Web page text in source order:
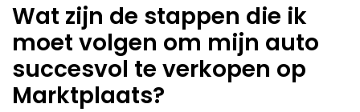
Wat zijn de stappen die ik
moet volgen om mijn auto
succesvol te verkopen op
Marktplaats?